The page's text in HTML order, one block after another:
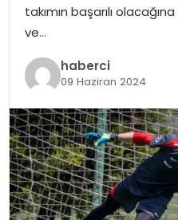
takımın başarılı
ve…
haberci
09 Haziran 2024